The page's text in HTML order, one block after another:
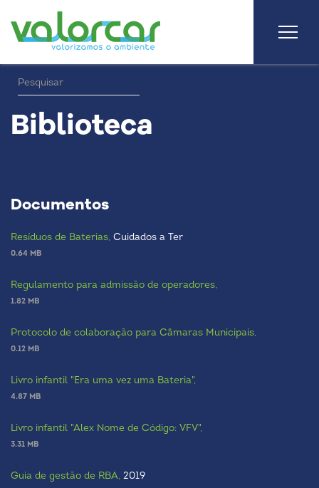
Biblioteca
Documentos
Resíduos de Baterias, Cuidados a Ter
0.64 MB
Regulamento para admissão de operadores,
1.82 MB
Protocolo de colaboração para Câmaras Municipais,
0.12 MB
Livro infantil "Era uma vez uma Bateria",
4.87 MB
Livro infantil "Alex Nome de Código: VFV",
3.31 MB
Guia de gestão de RBA, 2019